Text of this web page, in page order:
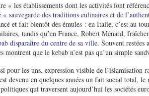
« les établissements dont les activités font
« sauvegarde des traditions culinaires et de
et fait bientôt des émules : en Italie, c’est au
tandis qu’en France, Robert Ménard,
disparaître du centre de sa ville. Souvent restées
montrent que le kebab n’est pas qu’un simple
pour les uns, expression visible de l’islamisation
devenu en quelques années un fait social total,
qui traversent aujourd’hui les sociétés